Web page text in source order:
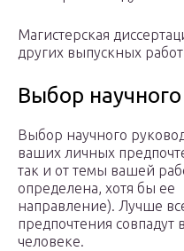
Магистерская
других выпускных работ
Выбор
Выбор научного
ваших личных
так и от темы вашей
определена, хотя бы ее
направление). Лучше
предпочтения совпадут
человеке.